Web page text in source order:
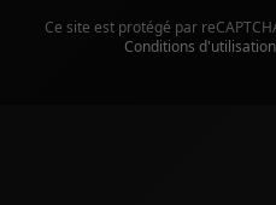
Ce site est protégé par
Conditions d'utilisation